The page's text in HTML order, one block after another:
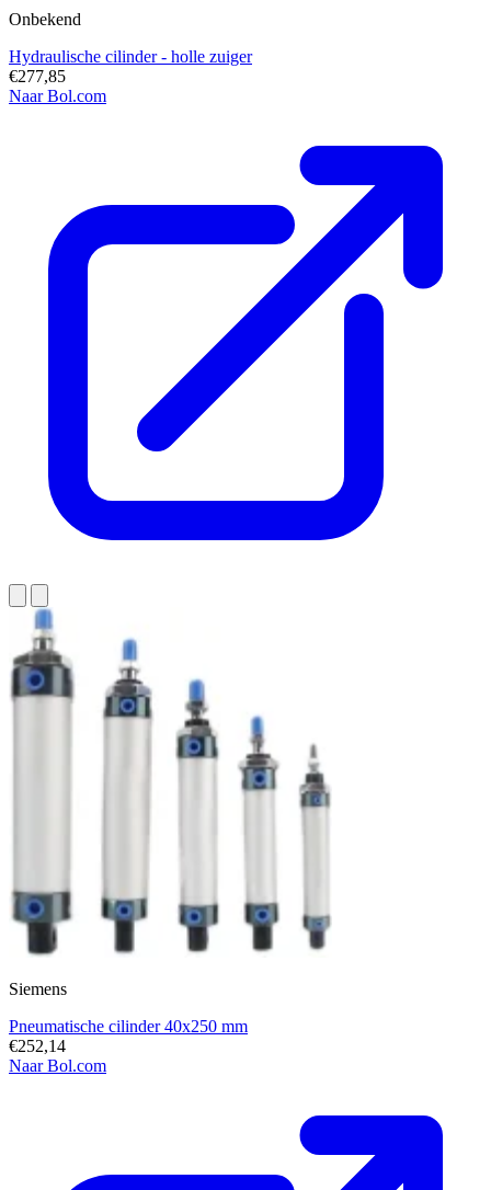
Onbekend
Hydraulische cilinder - holle zuiger
€277,85
Naar Bol.com
Siemens
Pneumatische cilinder 40x250 mm
€252,14
Naar Bol.com